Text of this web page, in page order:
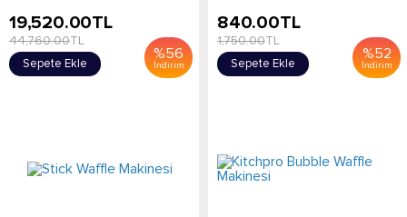
%56
İndirim
19,520.00TL
44,760.00TL
Sepete Ekle
%52
İndirim
840.00TL
1,750.00TL
Sepete Ekle